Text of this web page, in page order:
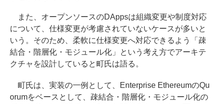
また、オープンソースのDAppsは組織変更や制度対応
について、仕様変更が考慮されていないケースが多いと
いう。そのため、柔軟に仕様変更へ対応できるよう「疎
結合・階層化・モジュール化」という考え方でアーキテ
クチャを設計していると町氏は語る。
町氏は、実装の一例として、Enterprise EthereumのQu
orumをベースとして、疎結合・階層化・モジュール化の